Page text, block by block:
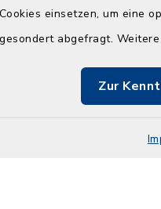
einsetzen, um eine
abgefragt.
Zur